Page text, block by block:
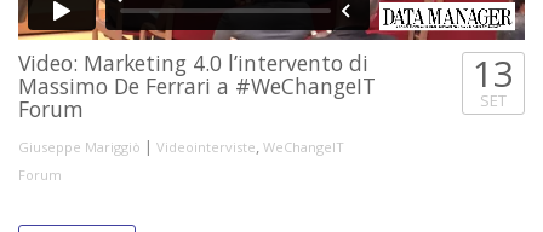
Video: Marketing 4.0 l’intervento di
Massimo De Ferrari a #WeChangeIT
Forum
Giuseppe Mariggiò | Videointerviste, WeChangeIT
Forum
13
SET